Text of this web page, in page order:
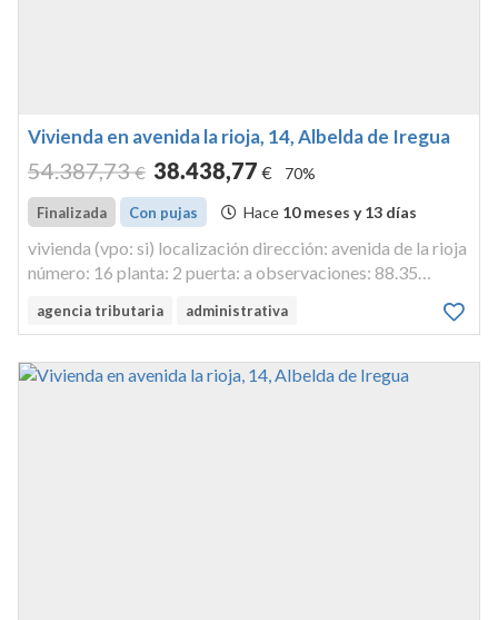
Vivienda en avenida la rioja, 14, Albelda de Iregua
54.387,73 € 38.438,77 € 70%
Finalizada Con pujas Hace 10 meses y 13 días
vivienda (vpo: si) localización dirección: avenida de la rioja
número: 16 planta: 2 puerta: a observaciones: 88.35
escalera y pasillo distribución sur, vivienda tipo d este,
agencia tributaria administrativa